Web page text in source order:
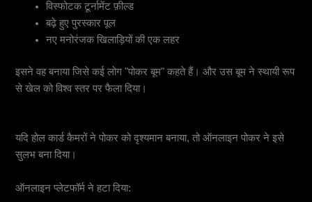
विस्फोटक टूर्नामेंट फ़ील्ड
बढ़े हुए पुरस्कार पूल
नए मनोरंजक खिलाड़ियों की एक लहर
इसने वह बनाया जिसे कई लोग "पोकर बूम" कहते हैं। और उस बूम ने स्थायी रूप
से खेल को विश्व स्तर पर फैला दिया।
यदि होल कार्ड कैमरों ने पोकर को दृश्यमान बनाया, तो ऑनलाइन पोकर ने इसे
सुलभ बना दिया।
ऑनलाइन प्लेटफॉर्म ने हटा दिया: